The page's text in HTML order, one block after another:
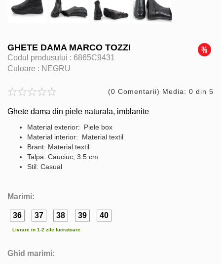
GHETE DAMA MARCO TOZZI
Codul produsului : 6865C9431
Culoare : NEGRU
(0 Comentarii) Media: 0 din 5
Ghete dama din piele naturala, imblanite
Material exterior: Piele box
Material interior: Material textil
Brant: Material textil
Talpa: Cauciuc, 3.5 cm
Stil: Casual
Marimi:
36 37 38 39 40
Livrare in 1-2 zile lucratoare
Ghid marimi: